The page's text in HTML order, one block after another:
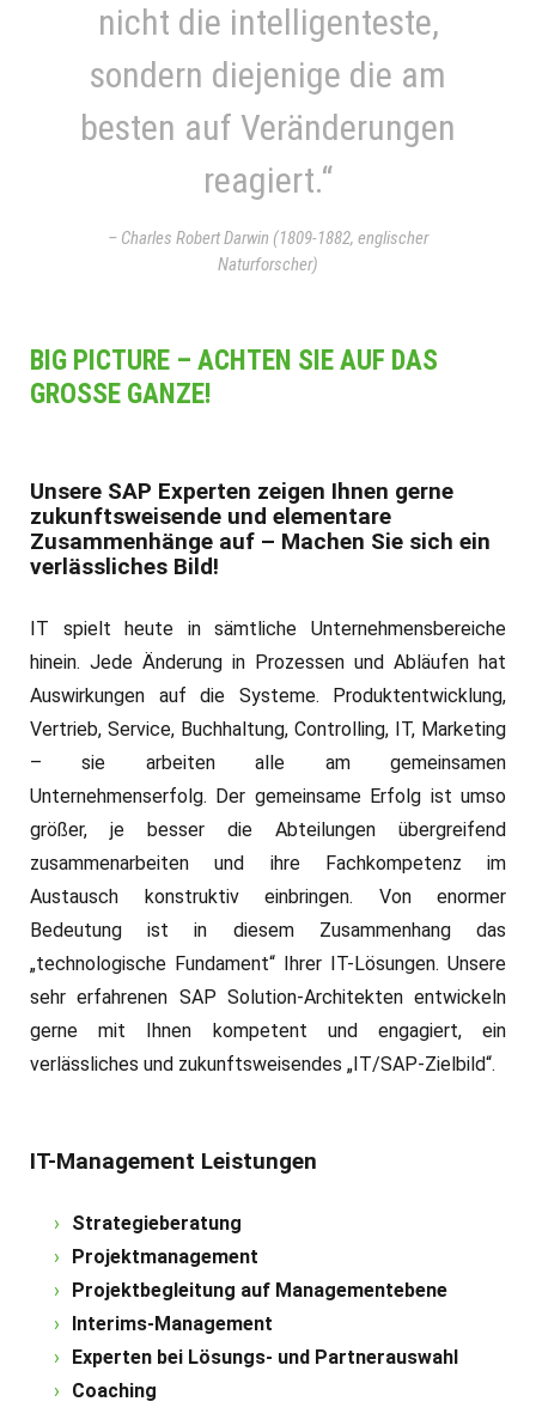
nicht die intelligenteste,
sondern diejenige die am
besten auf Veränderungen
reagiert.“
– Charles Robert Darwin (1809-1882, englischer
Naturforscher)
BIG PICTURE – ACHTEN SIE AUF DAS
GROSSE GANZE!
Unsere SAP Experten zeigen Ihnen gerne
zukunftsweisende und elementare
Zusammenhänge auf – Machen Sie sich ein
verlässliches Bild!
IT spielt heute in sämtliche Unternehmensbereiche
hinein. Jede Änderung in Prozessen und Abläufen hat
Auswirkungen auf die Systeme. Produktentwicklung,
Vertrieb, Service, Buchhaltung, Controlling, IT, Marketing
– sie arbeiten alle am gemeinsamen
Unternehmenserfolg. Der gemeinsame Erfolg ist umso
größer, je besser die Abteilungen übergreifend
zusammenarbeiten und ihre Fachkompetenz im
Austausch konstruktiv einbringen. Von enormer
Bedeutung ist in diesem Zusammenhang das
„technologische Fundament“ Ihrer IT-Lösungen. Unsere
sehr erfahrenen SAP Solution-Architekten entwickeln
gerne mit Ihnen kompetent und engagiert, ein
verlässliches und zukunftsweisendes „IT/SAP-Zielbild“.
IT-Management Leistungen
Strategieberatung
Projektmanagement
Projektbegleitung auf Managementebene
Interims-Management
Experten bei Lösungs- und Partnerauswahl
Coaching